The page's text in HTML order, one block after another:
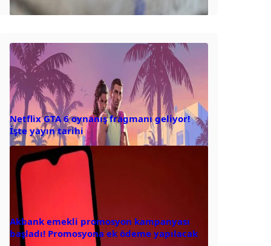
Netflix GTA 6 oynanış fragmanı geliyor!
İşte yayın tarihi
Akbank emekli promosyon kampanyası
başladı! Promosyona ek ödeme yapılacak